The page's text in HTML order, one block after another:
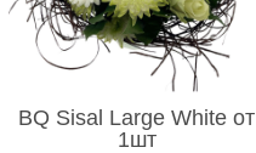
BQ Sisal Large White от
1шт